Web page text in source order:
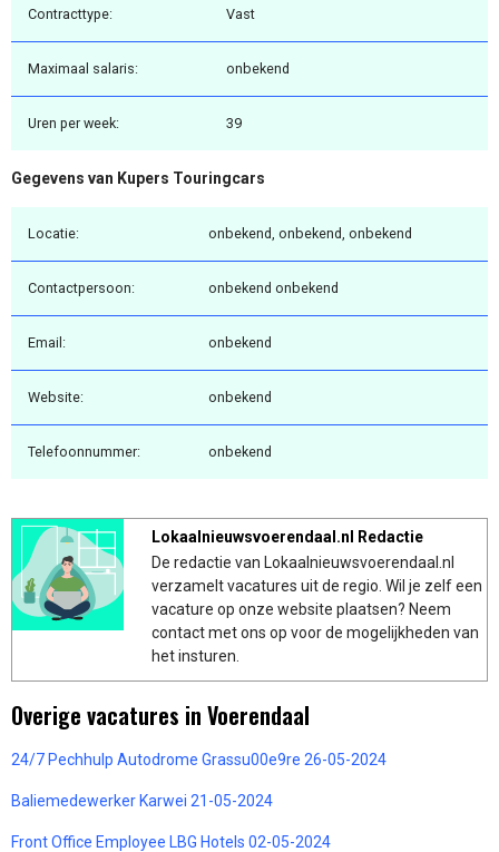
Contracttype: Vast
Maximaal salaris: onbekend
Uren per week: 39
Gegevens van Kupers Touringcars
Locatie: onbekend, onbekend, onbekend
Contactpersoon: onbekend onbekend
Email: onbekend
Website: onbekend
Telefoonnummer: onbekend
Lokaalnieuwsvoerendaal.nl Redactie
De redactie van Lokaalnieuwsvoerendaal.nl
verzamelt vacatures uit de regio. Wil je zelf een
vacature op onze website plaatsen? Neem
contact met ons op voor de mogelijkheden van
het insturen.
Overige vacatures in Voerendaal
24/7 Pechhulp Autodrome Grassu00e9re 26-05-2024
Baliemedewerker Karwei 21-05-2024
Front Office Employee LBG Hotels 02-05-2024